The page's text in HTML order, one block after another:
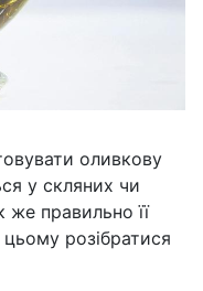
оливкову
у скляних чи
правильно її
розібратися